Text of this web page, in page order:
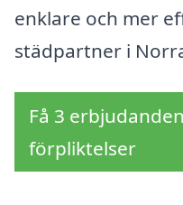
enklare och mer
städpartner i
Få 3
förpliktelser